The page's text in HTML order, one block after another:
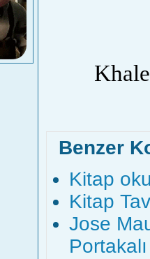
Benzer
Kitap
Kitap
Jose